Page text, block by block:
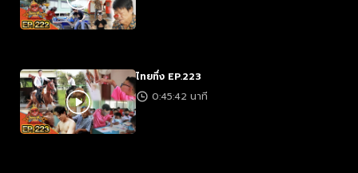
ไทยทึ่ง EP.223
0:45:42 นาที